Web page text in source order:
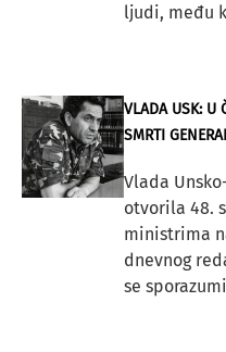
ljudi, među
VLADA USK: U
SMRTI
Vlada
otvorila 48.
ministrima
dnevnog
se